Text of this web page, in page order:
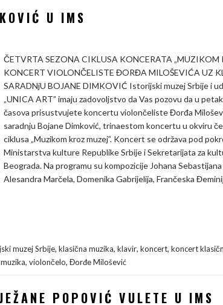
U IMS
ČETVRTA SEZONA CIKLUSA KONCERATA „MUZIKOM
KONCERT VIOLONČELISTE ĐORĐA MILOŠEVIĆA UZ
SARADNjU BOJANE DIMKOVIĆ Istorijski muzej Srbije i
„UNICA ART” imaju zadovoljstvo da Vas pozovu da u
časova prisustvujete koncertu violončeliste Đorđa
saradnju Bojane Dimković, trinaestom koncertu u okviru
ciklusa „Muzikom kroz muzej”. Koncert se održava pod
Ministarstva kulture Republike Srbije i Sekretarijata za
Beograda. Na programu su kompozicije Johana Sebastijana
Alesandra Marčela, Domenika Gabrijelija, Frančeska
muzej Srbije, klasična muzika, klavir, koncert, koncert
, violončelo, Đorđe Milošević
POPOVIĆ VULETE U IMS